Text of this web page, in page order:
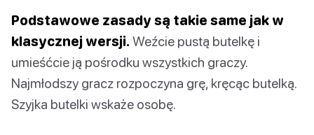
Podstawowe zasady są takie same jak w
klasycznej wersji. Weźcie pustą butelkę i
umieśćcie ją pośrodku wszystkich graczy.
Najmłodszy gracz rozpoczyna grę, kręcąc butelką.
Szyjka butelki wskaże osobę.